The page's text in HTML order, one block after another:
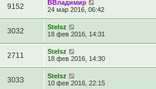
9152
ВВладимир
24 мар 2016, 06:42
3032
Stelsz
18 фев 2016, 14:31
2711
Stelsz
18 фев 2016, 14:30
3033
Stelsz
10 фев 2016, 22:15